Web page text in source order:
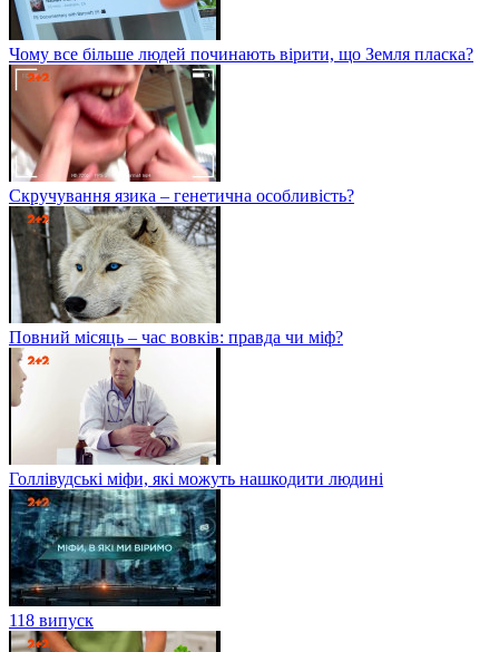
Чому все більше людей починають вірити, що Земля пласка?
Скручування язика – генетична особливість?
Повний місяць – час вовків: правда чи міф?
Голлівудські міфи, які можуть нашкодити людині
118 випуск